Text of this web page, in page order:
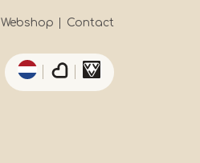
Secundaïre
navigatie
Webshop Contact
Aanvullende acties